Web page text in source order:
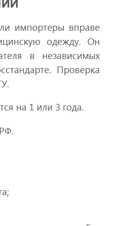
импортеры вправе
одежду. Он
в независимых
Проверка
на 1 или 3 года.